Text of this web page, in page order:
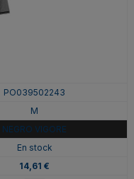
PO039502243
M
NEGRO VIGORE
En stock
14,61 €